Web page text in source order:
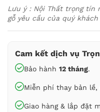
Lưu ý : Nội Thất trọng tín
gỗ yêu cầu của quý khách
Cam kết dịch vụ
Bảo hành 12 tháng.
Miễn phí thay bản lề,
Giao hàng & lắp đặt